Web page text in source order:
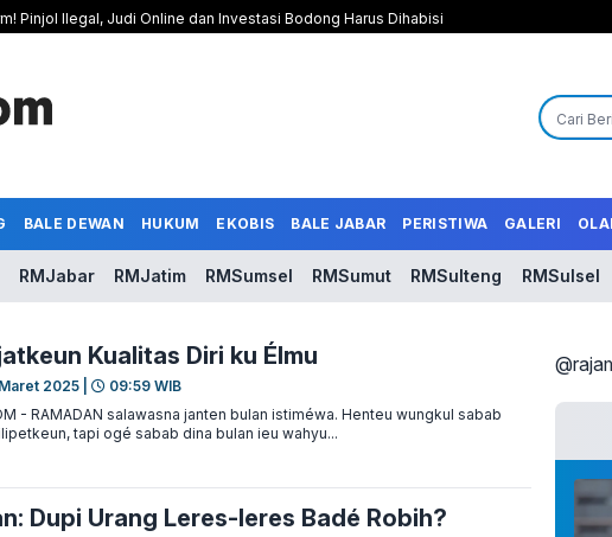
Pinjol Ilegal, Judi Online dan Investasi Bodong Harus Dihabisi
BALE DEWAN HUKUM EKOBIS BALE JABAR PERISTIWA GALERI
RMJabar RMJatim RMSumsel RMSumut RMSulteng RMSulsel
Kualitas Diri ku Élmu
2025 |
09:59 WIB
- RAMADAN salawasna janten bulan istiméwa. Henteu wungkul sabab
tapi ogé sabab dina bulan ieu wahyu...
Dupi Urang Leres-leres Badé Robih?